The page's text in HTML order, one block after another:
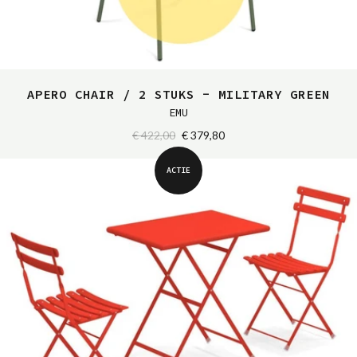
APERO CHAIR / 2 STUKS - MILITARY GREEN
EMU
€ 422,00 € 379,80